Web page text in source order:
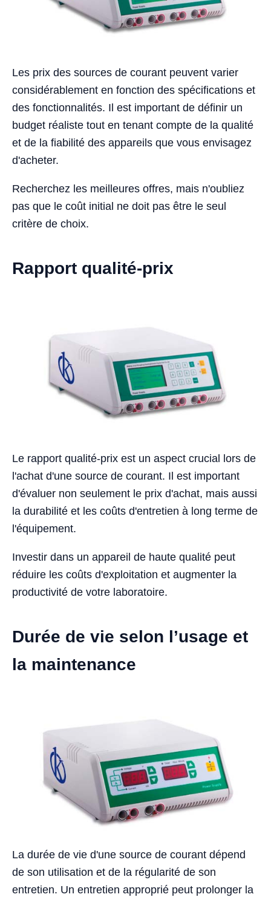
Les prix des sources de courant peuvent varier
considérablement en fonction des spécifications et
des fonctionnalités. Il est important de définir un
budget réaliste tout en tenant compte de la qualité
et de la fiabilité des appareils que vous envisagez
d'acheter.
Recherchez les meilleures offres, mais n'oubliez
pas que le coût initial ne doit pas être le seul
critère de choix.
Rapport qualité-prix
Le rapport qualité-prix est un aspect crucial lors de
l'achat d'une source de courant. Il est important
d'évaluer non seulement le prix d'achat, mais aussi
la durabilité et les coûts d'entretien à long terme de
l'équipement.
Investir dans un appareil de haute qualité peut
réduire les coûts d'exploitation et augmenter la
productivité de votre laboratoire.
Durée de vie selon l’usage et
la maintenance
La durée de vie d'une source de courant dépend
de son utilisation et de la régularité de son
entretien. Un entretien approprié peut prolonger la